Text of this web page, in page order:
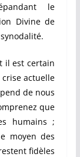
le
Divine de
il est certain
actuelle
de nous
que
humains ;
moyen des
fidèles